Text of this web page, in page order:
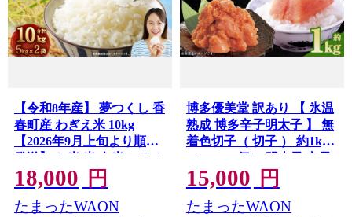
【令和8年産】 夢つくし 香
春町産 わぎえ米 10kg
【2026年9月上旬より順次
発送】 お米 米 白米 ごはん
ご飯 おにぎり 国産 福岡県
産 福岡県 香春町
18,000 円
たまったWAON
博多優美堂 訳あり 【 氷温
熟成 博多辛子明太子 】 無
着色切子（ 切子 ） 約1kg
（500g×2個） 明太子 辛子
明太子 無着色 めんたいこ
冷凍
15,000 円
たまったWAON